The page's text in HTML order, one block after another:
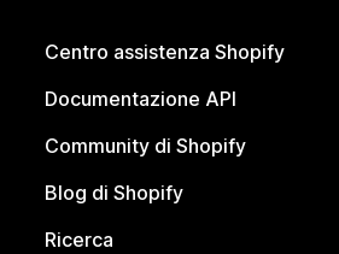
Centro assistenza Shopify
Documentazione API
Community di Shopify
Blog di Shopify
Ricerca